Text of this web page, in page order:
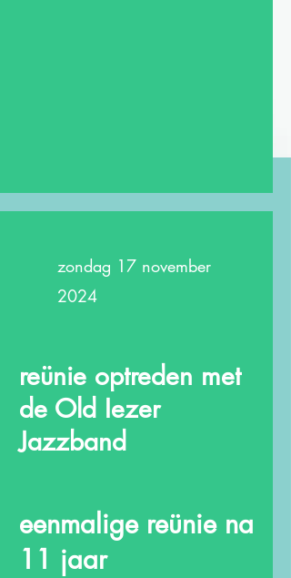
zondag 17 november
2024
reünie optreden met
de Old Iezer
Jazzband
eenmalige reünie na
11 jaar